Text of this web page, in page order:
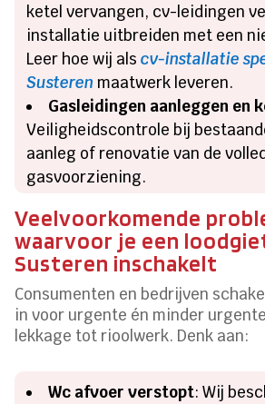
ketel vervangen, cv-leidingen
installatie uitbreiden met een
Leer hoe wij alscv-installatie
Susteren maatwerk leveren.
Gasleidingen aanleggen en
Veiligheidscontrole bij
aanleg of renovatie van de
gasvoorziening.
Veelvoorkomende
waarvoor je een
Susteren inschakelt
Consumenten en bedrijven
in voor urgente én minder
lekkage tot rioolwerk. Denk aan:
Wc afvoer verstopt: Wij